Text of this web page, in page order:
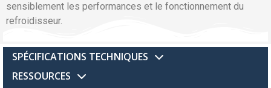
sensiblement les performances et le fonctionnement du
refroidisseur.
SPÉCIFICATIONS TECHNIQUES
RESSOURCES